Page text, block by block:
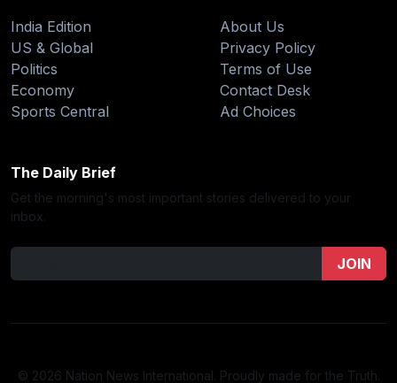
India Edition
US & Global
Politics
Economy
Sports Central
About Us
Privacy Policy
Terms of Use
Contact Desk
Ad Choices
The Daily Brief
Get the morning's most important stories delivered to your
inbox.
JOIN
© 2026 Nation News International. Proudly made for the Truth.